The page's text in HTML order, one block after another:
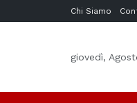
Chi Siamo
giovedì,